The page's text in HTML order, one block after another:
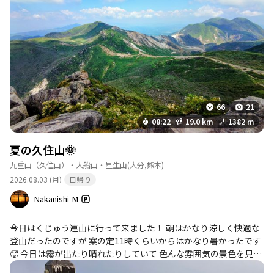
用） 料金：無料 収容人数：不明 補足情報：中は
清潔で休憩所です。宿泊禁止のため幕営は避け、
水は周辺で補給してください。
このポイントを通過するコース
牧ノ戸峠-大曲登山口-諏蛾守越-三俣山-坊がつる
炊事場-北 周回コース
大船山避難小屋
詳細を見る
利用期間：通年開放（宿泊禁止、緊急時は可）
料金：不明 収容人数：約10名 補足情報：トイ
レ・水場は無いです。飲料水と携帯トイレを持参
してください。火気は土間でのみ可。
このポイントを通過するコース
炊事場-北 周回コース
と登りたいと思っていた北峰直登達成。 ③白口岳に鉾立峠側から
登頂。 ④久々の御池、それも夕刻に眺められた。 ⑤ハイペースを
目指さない山行だった。 悪い点 ①言うて、土石流帯で立入禁止で
すから。 ②人には草露防止にゲイター有効ですと勧めておきなが
ら、持ってきてない。 ③坊ガツルで休憩して、リスタートが16時
だから、本来なら下山の時間な。 ④いつもの事だけど、真っ暗な
中をヘッデン灯して下山。 総括 いつもは割と大股でタイムを削る
様に歩くんだけど、今回は疲れず脚を残す様に、ちょこちょこ歩
きしてましたWWW 後、トレッキングポール持ってたけど、使う場
所が無くて(草が伸びまくってる場所や藪漕ぎだらけだった)、めっ
ちゃザックが引っかかる原因になった。九重だと北千里ヶ浜以外
は必要ないかも。 下山が真っ暗なのは毎回のお約束でして、大山
とかもそうだけど、朝から登っても下山はヘッデンなので、まあ
気にしないで下さい。 久々の御池は、めっちゃ綺麗で癒されまし
た。 冬の凍った御池も綺麗だけど、やはり青い御池が最高ですね
💙✨️ 後、やはり九重は登山装備を殺す山💦 掃除がめっちゃ大変だ
った😭 エクイリビウムは大概洗ったけど、振ったら真っ黒な水が
出るし💦 白いザックなんか、絶対にずっと背負ってないと底が真
っ黒になりますわ😭 長い与太話にお付き合い頂きありがとうござ
いました🙏
66
21
08:22
19.0 km 1382 m
夏の久住山🌞
九重山（久住山）・大船山・星生山(大分,熊本)
2026.08.03 (月)
日帰り
Nakanishi-M
今日はくじゅう連山に行って来ました！ 朝はかなり涼しく快適な
登山だったのですが 案の定11時くらいからはかなり暑かったです
🥵 今日は霧が出たり晴れたりしていて 色んな雰囲気の景色を見る
ことが出来ました😊